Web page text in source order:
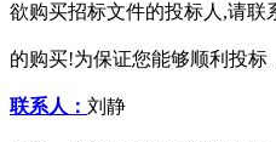
欲购买招标文件的投标人,请
的购买!为保证您能够顺利投标
联系人： 刘静